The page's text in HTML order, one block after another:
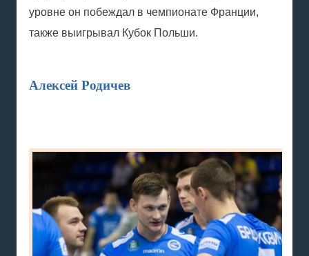
уровне он побеждал в чемпионате Франции,
также выигрывал Кубок Польши.
Алексей Родичев